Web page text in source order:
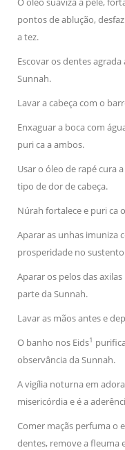
pontos de ablução,
a tez.
Escovar os dentes
Sunnah.
Lavar a cabeça com o
Enxaguar a boca com
puri ca a ambos.
Usar o óleo de rapé cura
tipo de dor de cabeça.
Núrah fortalece e puri ca
Aparar as unhas imuniza
prosperidade no
Aparar os pelos das
parte da Sunnah.
Lavar as mãos antes e
O banho nos Eids1
observância da Sunnah.
A vigília noturna em
misericórdia e é a
Comer maçãs perfuma o
dentes, remove a fleuma